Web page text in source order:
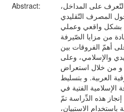
Abstract:
على المداخل،
المصرف التّقليدي
بشكل واقعي وعملي
من مزايا الصّيرفة
أهمّ الفروقات بين
والإسلامي، وعلى
و من خلال استعراض
العربية. و بتسليط
الفتية في
إنجاز هذه الدِّراسة تمّ
باستخدام الاستبيان،